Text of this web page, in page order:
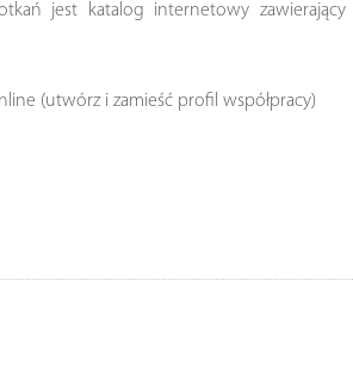
jest katalog internetowy
(utwórz i zamieść profil współpracy)